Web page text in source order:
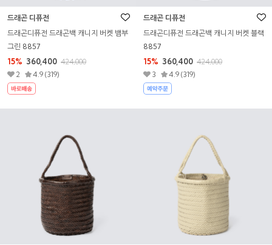
드래곤 디퓨전
드래곤디퓨전 드래곤백 캐니지 버켓 뱀부
그린 8857
15% 360,400 424,000
2
4.9 (319)
드래곤 디퓨전
드래곤디퓨전 드래곤백 캐니지 버켓 블랙
8857
15% 360,400 424,000
3
4.9 (319)